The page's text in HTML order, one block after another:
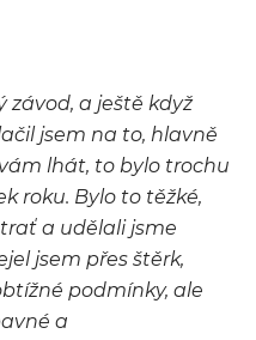
závod, a ještě když
jsem na to, hlavně
lhát, to bylo trochu
roku. Bylo to těžké,
a udělali jsme
jsem přes štěrk,
podmínky, ale
a